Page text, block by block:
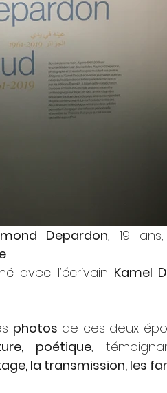
Depardon, 19
.
avec l’écrivain Kamel
photos de ces deux
poétique,
la transmission, les